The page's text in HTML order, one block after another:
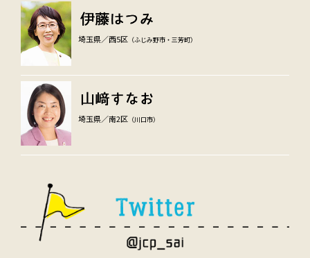
埼玉県／西5区 （ふじみ野市・三芳町）
埼玉県／南2区 （川口市）